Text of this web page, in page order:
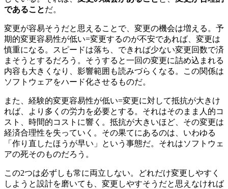
であることだ。
変更が容易そうだと思えることで、変更の機会は増える。予
期的変更容易性が低い=変更するのが不安であれば、変更は
慎重になる。スピードは落ち、できれば少ない変更回数で済
まそうとするだろう。そうすると一回の変更に詰め込まれる
内容も大きくなり、影響範囲も読みづらくなる。この関係は
ソフトウェアをハード化させるものだ。
また、経験的変更容易性が低い=変更に対して抵抗が大きけ
れば、より多くの労力を必要とする。それはそのまま人的コ
スト、時間的コストに響く。抵抗が大きいほど、その変更は
経済合理性を失っていく。その果てにあるのは、いわゆる
「作り直したほうが早い」という事態だ。それはソフトウェ
アの死そのものだろう。
この2つは必ずしも常に両立しない。どれだけ変更しやすく
しようと設計を磨いても、変更しやすそうだと思えなければ